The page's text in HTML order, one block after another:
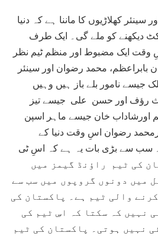
دیکھنے کو ملے گی۔ ایک طرف
وقت ایک مضبوط اور منظم ٹیم نظر
محمد رضوان اور سینئر
جیسے نامور بلے باز ہیں وہیں
رؤف اور حسن علی جیسے تیز
اورشاداب خان جیسے ماہر اسپن
رضوان اسِ وقت دنیا کے
سب سے بڑی بات یہ ہے کہ اسِ ٹی
کی ٹیم راؤنڈ گیمز میں
میں دونوں گروپوں میں سب سے
والی ٹیم ہے۔ پاکستان کی
نہیں کہ سکتا کہ اسِ ٹیم کی
نہیں ہوتی۔ پاکستان کی ٹیم